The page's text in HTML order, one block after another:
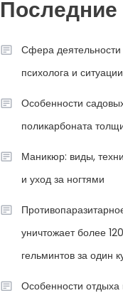
Последние
Сфера деятельности
психолога и
Особенности
поликарбоната
Маникюр: виды,
и уход за ногтями
уничтожает более
гельминтов за один
Особенности отдыха